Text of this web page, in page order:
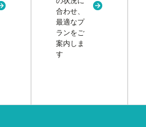
新規タブまたはウィンドウで開く
合わせ、
最適なプ
ランをご
案内しま
す
新規タブま